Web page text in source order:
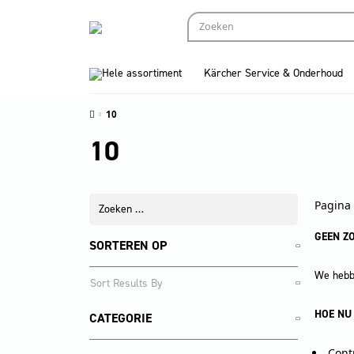
Hele assortiment Kärcher Service & Onderhoud
10
10
SORTEREN OP
CATEGORIE
Pagina
GEEN
We
HOE